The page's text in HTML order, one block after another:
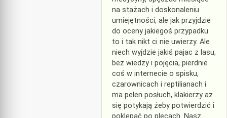
na stażach i doskonaleniu
umiejętności, ale jak przyjdzie
do oceny jakiegoś przypadku
to i tak nikt ci nie uwierzy. Ale
niech wyjdzie jakiś pajac z lasu,
bez wiedzy i pojęcia, pierdnie
coś w internecie o spisku,
czarownicach i reptilianach i
ma pełen posłuch, klakierzy aż
się potykają żeby potwierdzić i
poklepać po plecach. Nasz